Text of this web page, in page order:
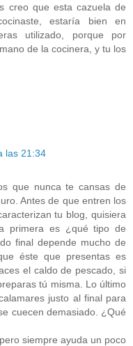
creo que esta cazuela de
estaría bien en
utilizado, porque por
de la cocinera, y tu los
las 21:34
que nunca te cansas de
Antes de que entren los
tu blog, quisiera
primera es ¿qué tipo de
final depende mucho de
éste que presentas es
el caldo de pescado, si
tú misma. Lo último
justo al final para
cuecen demasiado. ¿Qué
siempre ayuda un poco